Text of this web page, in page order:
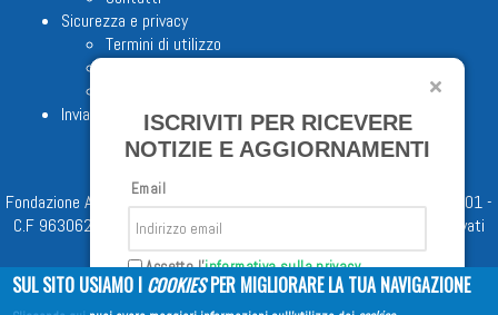
Sicurezza e privacy
Termini di utilizzo
Invia proposta editoriale
Fondazione Apostolicam Actuositatem ETS © 2023 - P.I. 05398481001 -
C.F 96306220581 - REA 888781 del 23/02/98 - Tutti i diritti riservati
ISCRIVITI PER RICEVERE
NOTIZIE E AGGIORNAMENTI
Email
Accetto l'informativa sulla privacy
SUL SITO USIAMO I COOKIESPER MIGLIORARE LA TUA NAVIGAZIONE